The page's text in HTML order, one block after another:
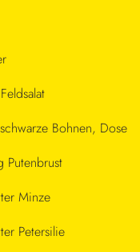
Bohnen, Dose
Putenbrust
Minze
Petersilie